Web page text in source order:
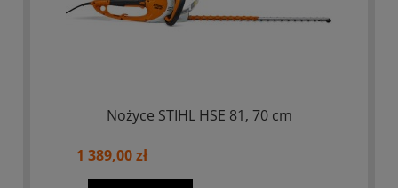
Nożyce STIHL HSE 81, 70 cm
1 389,00 zł